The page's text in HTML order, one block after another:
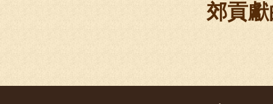
郊貢